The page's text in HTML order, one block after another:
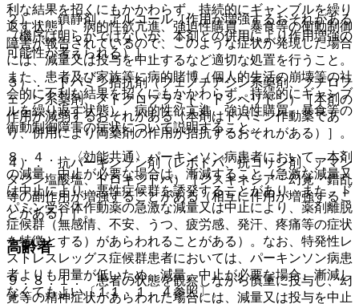
２）． 鎮静剤、アルコール［作用が増強するおそれがある
（機序は明らかではないが、本剤との併用により作用増強の
可能性が考えられる）］。
３）． ドパミン拮抗剤（フェノチアジン系薬剤、ブチロフ
ェノン系薬剤、メトクロプラミド、ドンペリドン）［本剤の
作用が減弱するおそれがある（本剤はドパミン作動薬であ
り、併用により両薬剤の作用が拮抗するおそれがある）］。
４）． 抗パーキンソン剤（レボドパ、抗コリン剤、アマン
タジン塩酸塩、ドロキシドパ）［ジスキネジア・幻覚・錯乱
等の副作用が増強することがある（相互に作用が増強するこ
とがある）］。
高齢者
９．８．１． 患者の状態を観察しながら慎重に投与し、幻
覚等の精神症状があらわれた場合には、減量又は投与を中止
利な結果を招くにもかかわらず、持続的にギャンブルを繰り
返す状態）、病的性欲亢進、強迫性購買、暴食等の衝動制御
障害が報告されているので、このような症状が発現した場合
には、減量又は投与を中止するなど適切な処置を行うこと。
また、患者及び家族等に病的賭博（個人的生活の崩壊等の社
会的に不利な結果を招くにもかかわらず、持続的にギャンブ
ルを繰り返す状態）、病的性欲亢進、強迫性購買、暴食等の
衝動制御障害の症状について説明すること。
８．４． 〈効能共通〉パーキンソン病患者において、本剤
の減量、中止が必要な場合は、漸減すること（急激な減量又
は中止により、悪性症候群を誘発することがあり、また、ド
パミン受容体作動薬の急激な減量又は中止により、薬剤離脱
症候群（無感情、不安、うつ、疲労感、発汗、疼痛等の症状
を特徴とする）があらわれることがある）。なお、特発性レ
ストレスレッグス症候群患者においては、パーキンソン病患
者よりも用量が低いため、減量、中止が必要な場合、漸減し
なくてもよい〔１１．１．４参照〕。